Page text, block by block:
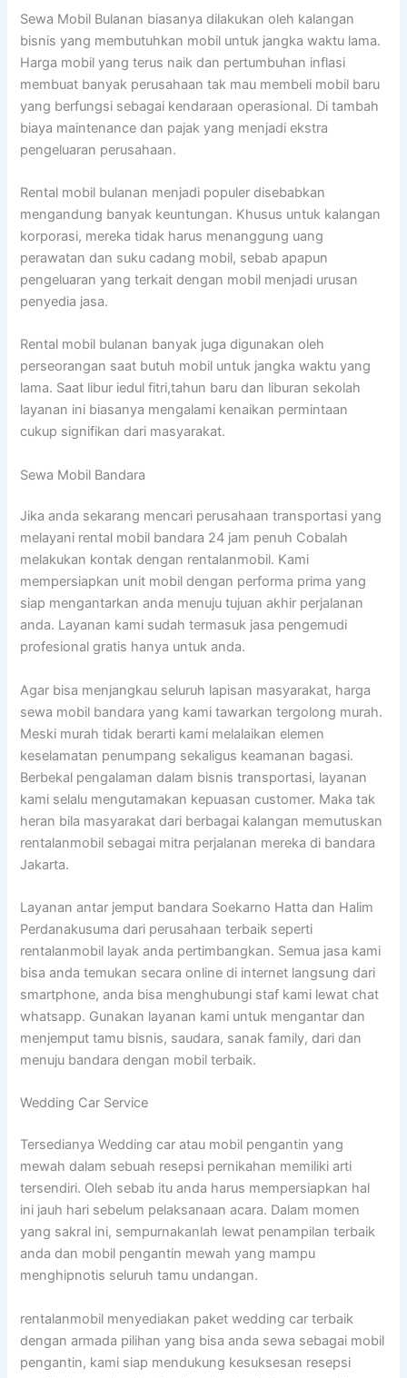
Sewa Mobil Bulanan biasanya dilakukan oleh kalangan
bisnis yang membutuhkan mobil untuk jangka waktu lama.
Harga mobil yang terus naik dan pertumbuhan inflasi
membuat banyak perusahaan tak mau membeli mobil baru
yang berfungsi sebagai kendaraan operasional. Di tambah
biaya maintenance dan pajak yang menjadi ekstra
pengeluaran perusahaan.
Rental mobil bulanan menjadi populer disebabkan
mengandung banyak keuntungan. Khusus untuk kalangan
korporasi, mereka tidak harus menanggung uang
perawatan dan suku cadang mobil, sebab apapun
pengeluaran yang terkait dengan mobil menjadi urusan
penyedia jasa.
Rental mobil bulanan banyak juga digunakan oleh
perseorangan saat butuh mobil untuk jangka waktu yang
lama. Saat libur iedul fitri,tahun baru dan liburan sekolah
layanan ini biasanya mengalami kenaikan permintaan
cukup signifikan dari masyarakat.
Sewa Mobil Bandara
Jika anda sekarang mencari perusahaan transportasi yang
melayani rental mobil bandara 24 jam penuh Cobalah
melakukan kontak dengan rentalanmobil. Kami
mempersiapkan unit mobil dengan performa prima yang
siap mengantarkan anda menuju tujuan akhir perjalanan
anda. Layanan kami sudah termasuk jasa pengemudi
profesional gratis hanya untuk anda.
Agar bisa menjangkau seluruh lapisan masyarakat, harga
sewa mobil bandara yang kami tawarkan tergolong murah.
Meski murah tidak berarti kami melalaikan elemen
keselamatan penumpang sekaligus keamanan bagasi.
Berbekal pengalaman dalam bisnis transportasi, layanan
kami selalu mengutamakan kepuasan customer. Maka tak
heran bila masyarakat dari berbagai kalangan memutuskan
rentalanmobil sebagai mitra perjalanan mereka di bandara
Jakarta.
Layanan antar jemput bandara Soekarno Hatta dan Halim
Perdanakusuma dari perusahaan terbaik seperti
rentalanmobil layak anda pertimbangkan. Semua jasa kami
bisa anda temukan secara online di internet langsung dari
smartphone, anda bisa menghubungi staf kami lewat chat
whatsapp. Gunakan layanan kami untuk mengantar dan
menjemput tamu bisnis, saudara, sanak family, dari dan
menuju bandara dengan mobil terbaik.
Wedding Car Service
Tersedianya Wedding car atau mobil pengantin yang
mewah dalam sebuah resepsi pernikahan memiliki arti
tersendiri. Oleh sebab itu anda harus mempersiapkan hal
ini jauh hari sebelum pelaksanaan acara. Dalam momen
yang sakral ini, sempurnakanlah lewat penampilan terbaik
anda dan mobil pengantin mewah yang mampu
menghipnotis seluruh tamu undangan.
rentalanmobil menyediakan paket wedding car terbaik
dengan armada pilihan yang bisa anda sewa sebagai mobil
pengantin, kami siap mendukung kesuksesan resepsi